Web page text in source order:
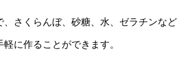
さくらんぼ、砂糖、水、ゼラチンなど
に作ることができます。